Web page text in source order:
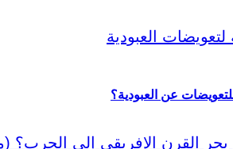
عن العبودية؟